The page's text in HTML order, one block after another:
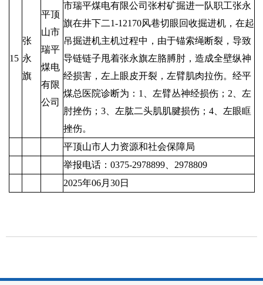
15
张
永
旗
平顶
山市
瑞平
煤电
有限
公司
市瑞平煤电有限公司张村矿掘进一队职工张永
旗在井下二1-12170风巷切眼回收掘进机，在起
吊掘进机主机过程中，由于锚索绳断裂，导致
导链链子甩着张永旗左胳膊肘，造成全壁纵神
经损害，左上眼皮开裂，左臂肌肉拉伤。经平
煤总医院诊断为：1、左臂丛神经损伤；2、左
肘挫伤；3、左肱二头肌肌腱损伤；4、左眼眶
挫伤。
平顶山市人力资源和社会保障局
举报电话：0375-2978899、2978809
2025年06月30日